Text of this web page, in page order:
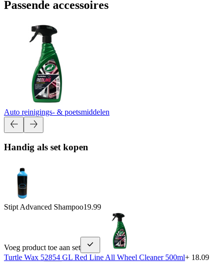
Passende accessoires
Auto reinigings- & poetsmiddelen
Handig als set kopen
Stipt Advanced Shampoo19.99
Voeg product toe aan set
Turtle Wax 52854 GL Red Line All Wheel Cleaner 500ml+ 18.09